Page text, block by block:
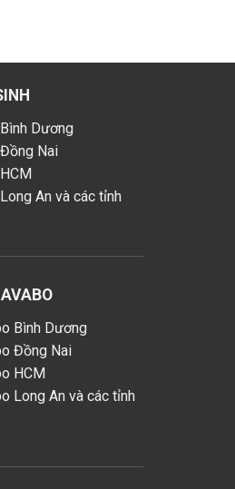
Dương
Nai
An và các tỉnh
Bình Dương
Đồng Nai
HCM
Long An và các tỉnh